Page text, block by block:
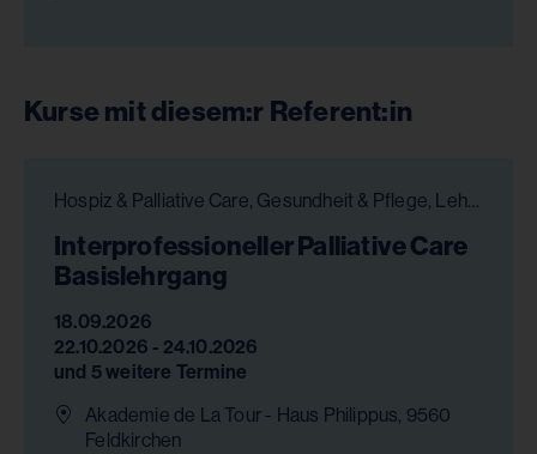
Kurse mit diesem:r Referent:in
Hospiz & Palliative Care, Gesundheit & Pflege, Lehrgänge
Interprofessioneller Palliative Care
Basislehrgang
18.09.2026
22.10.2026 - 24.10.2026
und 5 weitere Termine
Akademie de La Tour - Haus Philippus, 9560
Feldkirchen